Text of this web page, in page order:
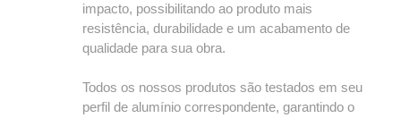
impacto, possibilitando ao produto mais
resistência, durabilidade e um acabamento de
qualidade para sua obra.
Todos os nossos produtos são testados em seu
perfil de alumínio correspondente, garantindo o